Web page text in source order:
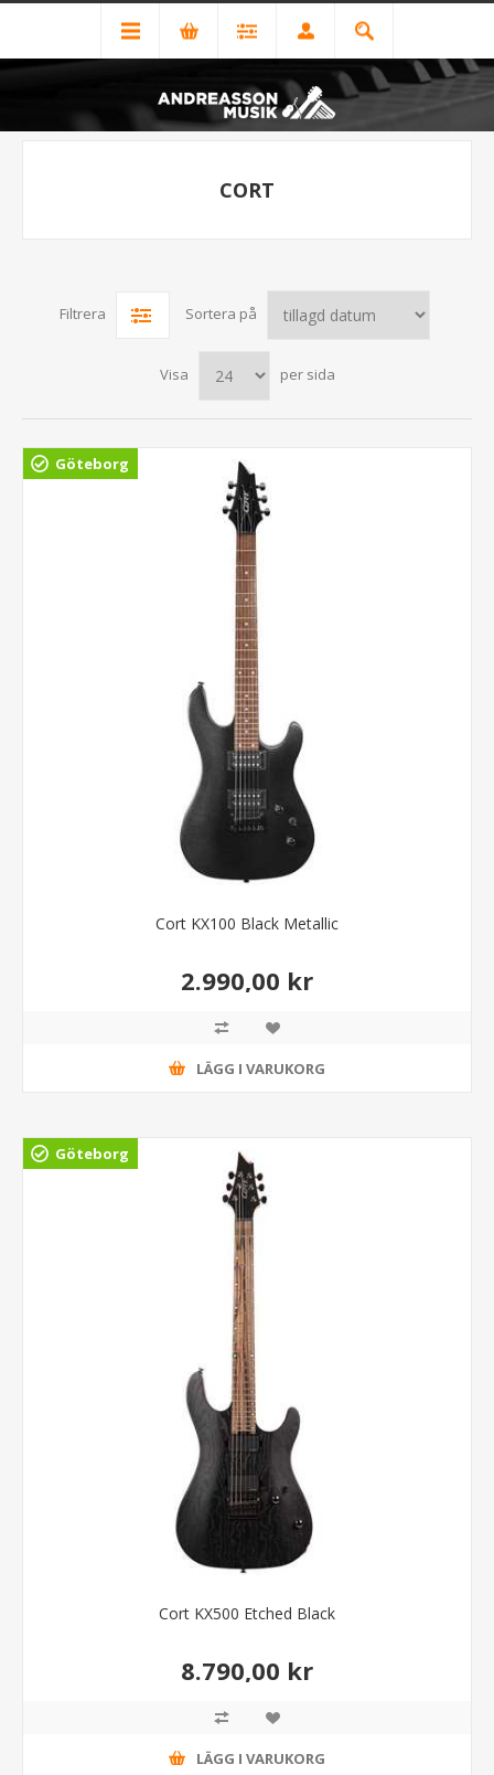
CORT
Filtrera Sortera på
Visa per sida
Göteborg
Cort KX100 Black Metallic
2.990,00 kr
LÄGG I VARUKORG
Göteborg
Cort KX500 Etched Black
8.790,00 kr
LÄGG I VARUKORG